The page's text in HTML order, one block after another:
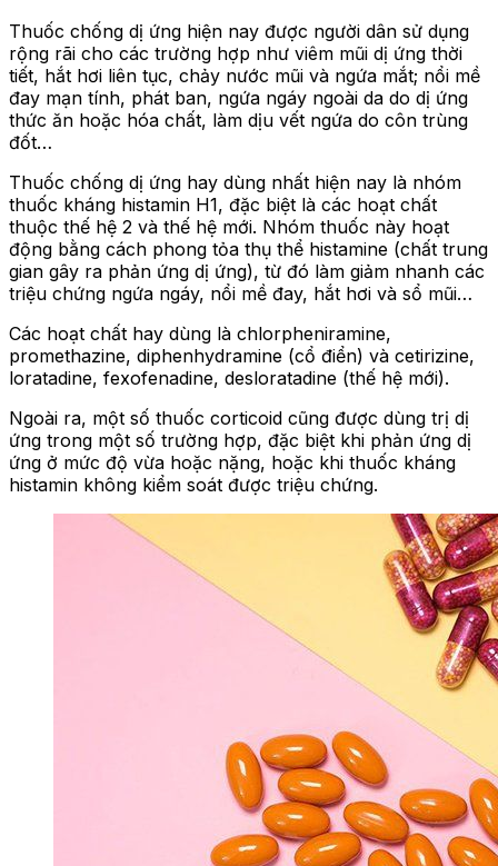
Thuốc chống dị ứng hiện nay được người dân sử dụng
rộng rãi cho các trường hợp như viêm mũi dị ứng thời
tiết, hắt hơi liên tục, chảy nước mũi và ngứa mắt; nổi mề
đay mạn tính, phát ban, ngứa ngáy ngoài da do dị ứng
thức ăn hoặc hóa chất, làm dịu vết ngứa do côn trùng
đốt…
Thuốc chống dị ứng hay dùng nhất hiện nay là nhóm
thuốc kháng histamin H1, đặc biệt là các hoạt chất
thuộc thế hệ 2 và thế hệ mới. Nhóm thuốc này hoạt
động bằng cách phong tỏa thụ thể histamine (chất trung
gian gây ra phản ứng dị ứng), từ đó làm giảm nhanh các
triệu chứng ngứa ngáy, nổi mề đay, hắt hơi và sổ mũi…
Các hoạt chất hay dùng là chlorpheniramine,
promethazine, diphenhydramine (cổ điển) và cetirizine,
loratadine, fexofenadine, desloratadine (thế hệ mới).
Ngoài ra, một số thuốc corticoid cũng được dùng trị dị
ứng trong một số trường hợp, đặc biệt khi phản ứng dị
ứng ở mức độ vừa hoặc nặng, hoặc khi thuốc kháng
histamin không kiểm soát được triệu chứng.